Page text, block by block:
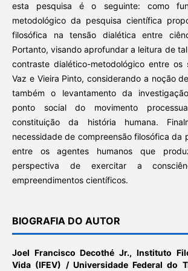
esta pesquisa é o seguinte: como
metodológico da pesquisa científica
filosófica na tensão dialética entre
Portanto, visando aprofundar a leitura de
contraste dialético-metodológico entre os
Vaz e Vieira Pinto, considerando a noção
também o levantamento da
ponto social do movimento
constituição da história humana.
necessidade de compreensão filosófica da
entre os agentes humanos que
perspectiva de exercitar a
empreendimentos científicos.
BIOGRAFIA DO AUTOR
Joel Francisco Decothé Jr., Instituto
Vida (IFEV) / Universidade Federal do